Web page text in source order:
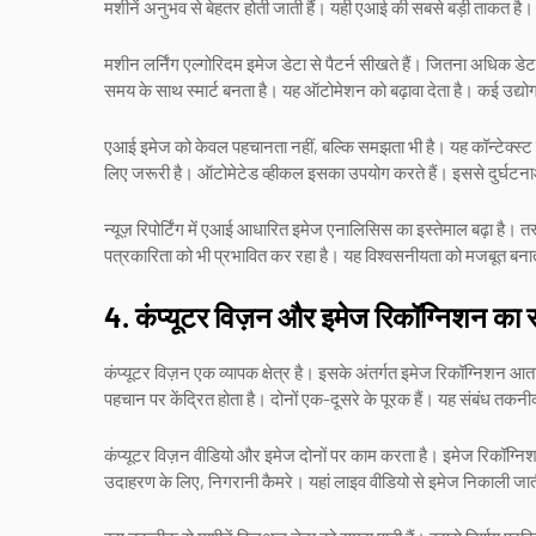
मशीनें अनुभव से बेहतर होती जाती हैं। यही एआई की सबसे बड़ी ताकत
मशीन लर्निंग एल्गोरिदम इमेज डेटा से पैटर्न सीखते हैं। जितना अधिक
समय के साथ स्मार्ट बनता है। यह ऑटोमेशन को बढ़ावा देता है। कई
एआई इमेज को केवल पहचानता नहीं, बल्कि समझता भी है। यह
लिए जरूरी है। ऑटोमेटेड व्हीकल इसका उपयोग करते हैं। इससे
न्यूज़ रिपोर्टिंग में एआई आधारित इमेज एनालिसिस का इस्तेमाल बढ़ा है।
पत्रकारिता को भी प्रभावित कर रहा है। यह विश्वसनीयता को मजबूत
4. कंप्यूटर विज़न और इमेज रिकॉग्निशन का
कंप्यूटर विज़न एक व्यापक क्षेत्र है। इसके अंतर्गत इमेज रिकॉग्निशन
पहचान पर केंद्रित होता है। दोनों एक-दूसरे के पूरक हैं। यह संबंध
कंप्यूटर विज़न वीडियो और इमेज दोनों पर काम करता है। इमेज
उदाहरण के लिए, निगरानी कैमरे। यहां लाइव वीडियो से इमेज निकाली